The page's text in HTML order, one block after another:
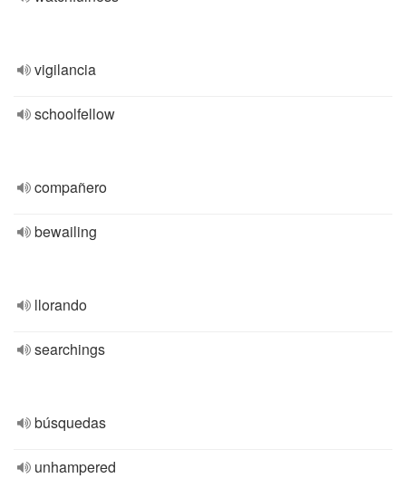
vigilancia
schoolfellow
compañero
bewailing
llorando
searchings
búsquedas
unhampered